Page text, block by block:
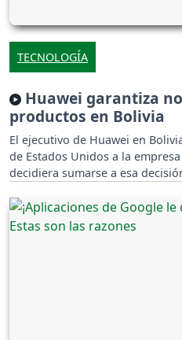
TECNOLOGÍA
Huawei garantiza
productos en Bolivia
El ejecutivo de Huawei en
de Estados Unidos a la
decidiera sumarse a esa